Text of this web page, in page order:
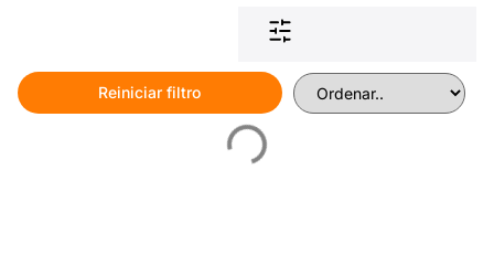
Reiniciar filtro